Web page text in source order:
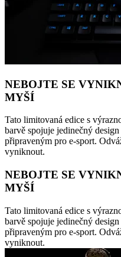
NEBOJTE SE
MYŠÍ
Tato limitovaná edice s
barvě spojuje jedinečný
připraveným pro e-sport.
vyniknout.
NEBOJTE SE
MYŠÍ
Tato limitovaná edice s
barvě spojuje jedinečný
připraveným pro e-sport.
vyniknout.